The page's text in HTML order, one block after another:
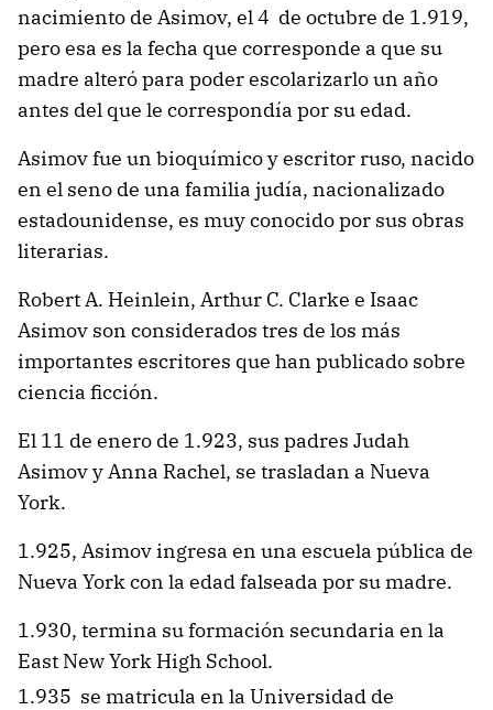
nacimiento de Asimov, el 4 de octubre de 1.919,
pero esa es la fecha que corresponde a que su
madre alteró para poder escolarizarlo un año
antes del que le correspondía por su edad.
Asimov fue un bioquímico y escritor ruso, nacido
en el seno de una familia judía, nacionalizado
estadounidense, es muy conocido por sus obras
literarias.
Robert A. Heinlein, Arthur C. Clarke e Isaac
Asimov son considerados tres de los más
importantes escritores que han publicado sobre
ciencia ficción.
El 11 de enero de 1.923, sus padres Judah
Asimov y Anna Rachel, se trasladan a Nueva
York.
1.925, Asimov ingresa en una escuela pública de
Nueva York con la edad falseada por su madre.
1.930, termina su formación secundaria en la
East New York High School.
1.935 se matricula en la Universidad de